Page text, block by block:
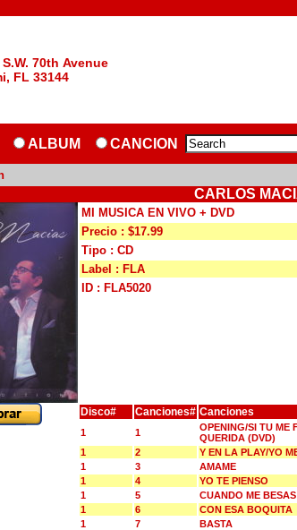
S.W. 70th Avenue
FL 33144
ALBUM CANCION
CARLOS
MI MUSICA EN VIVO + DVD
Precio : $17.99
Tipo : CD
Label : FLA
ID : FLA5020
Disco# Canciones# Canciones
1 1
OPENING/SI TU ME
QUERIDA (DVD)
1
2
Y EN LA PLAY/YO
1
3
AMAME
1
4
YO TE PIENSO
1
5
CUANDO ME BESAS
1
6
CON ESA BOQUITA
1
7
BASTA